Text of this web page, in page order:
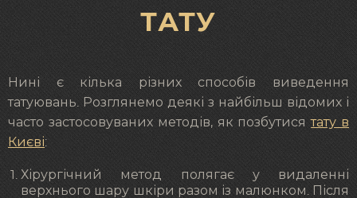
ТАТУ
Нині є кілька різних способів виведення
татуювань. Розглянемо деякі з найбільш відомих і
часто застосовуваних методів, як позбутисятату в
Києві:
Хірургічний метод полягає у видаленні
верхнього шару шкіри разом із малюнком. Після